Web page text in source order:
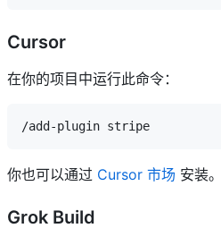
Cursor
在你的项目中运行此命令：
你也可以通过 Cursor 市场 安装。
Grok Build